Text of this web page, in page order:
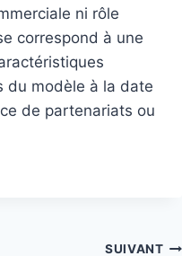
ni rôle
correspond à une
du modèle à la date
de partenariats ou
SUIVANT